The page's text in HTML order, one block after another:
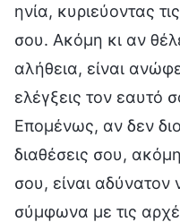
ηνία, κυριεύοντας
σου. Ακόμη κι αν
αλήθεια, είναι
ελέγξεις τον εαυτό
Επομένως, αν δεν
διαθέσεις σου,
σου, είναι αδύνατον
σύμφωνα με τις